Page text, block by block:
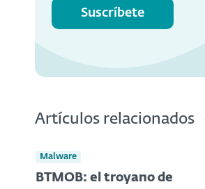
Suscríbete
Artículos relacionados
Malware
BTMOB: el troyano de